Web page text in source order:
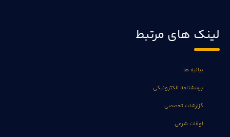
لینک های مرتبط
بیانیه ها
پرسشنامه الکترونیکی
گزارشات تخصصی
اوقات شرعی